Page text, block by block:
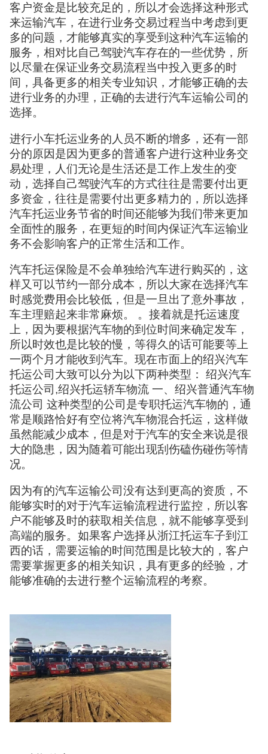
客户资金是比较充足的，所以才会选择这种形式
来运输汽车，在进行业务交易过程当中考虑到更
多的问题，才能够真实的享受到这种汽车运输的
服务，相对比自己驾驶汽车存在的一些优势，所
以尽量在保证业务交易流程当中投入更多的时
间，具备更多的相关专业知识，才能够正确的去
进行业务的办理，正确的去进行汽车运输公司的
选择。
进行小车托运业务的人员不断的增多，还有一部
分的原因是因为更多的普通客户进行这种业务交
易处理，人们无论是生活还是工作上发生的变
动，选择自己驾驶汽车的方式往往是需要付出更
多资金，往往是需要付出更多精力的，所以选择
汽车托运业务节省的时间还能够为我们带来更加
全面性的服务，在更短的时间内保证汽车运输业
务不会影响客户的正常生活和工作。
汽车托运保险是不会单独给汽车进行购买的，这
样又可以节约一部分成本，所以大家在选择汽车
时感觉费用会比较低，但是一旦出了意外事故，
车主理赔起来非常麻烦。 。接着就是托运速度
上，因为要根据汽车物的到位时间来确定发车，
所以时效也是比较的慢，等得久的话可能要等上
一两个月才能收到汽车。现在市面上的绍兴汽车
托运公司大致可以分为以下两种类型： 绍兴汽车
托运公司,绍兴托运轿车物流 一、绍兴普通汽车物
流公司 这种类型的公司是专职托运汽车物的，通
常是顺路恰好有空位将汽车物混合托运，这样做
虽然能减少成本，但是对于汽车的安全来说是很
大的隐患，因为随着可能出现刮伤磕伤碰伤等情
况。
因为有的汽车运输公司没有达到更高的资质，不
能够实时的对于汽车运输流程进行监控，所以客
户不能够及时的获取相关信息，就不能够享受到
高端的服务。如果客户选择从浙江托运车子到江
西的话，需要运输的时间范围是比较大的，客户
需要掌握更多的相关知识，具有更多的经验，才
能够准确的去进行整个运输流程的考察。